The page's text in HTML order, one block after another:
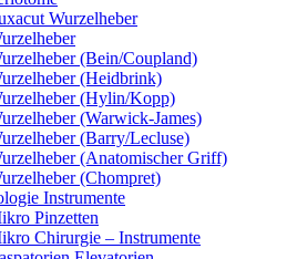
Wurzelheber
(Bein/Coupland)
(Heidbrink)
(Hylin/Kopp)
(Warwick-James)
(Barry/Lecluse)
(Anatomischer Griff)
(Chompret)
Instrumente
Pinzetten
Chirurgie – Instrumente